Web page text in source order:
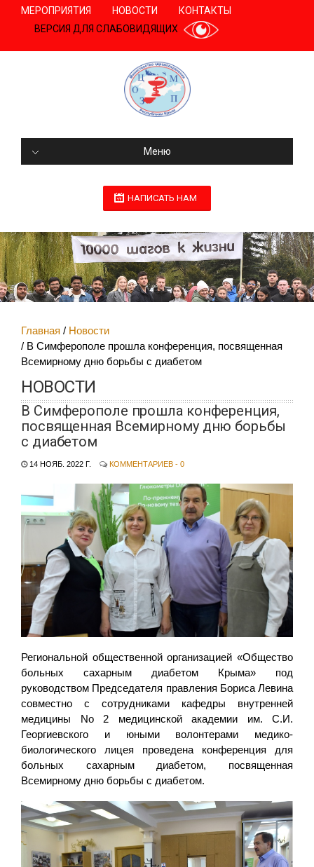
МЕРОПРИЯТИЯ НОВОСТИ
КОНТАКТЫ
ВЕРСИЯ ДЛЯ СЛАБОВИДЯЩИХ
Меню
НАПИСАТЬ НАМ
Главная
Новости
В Симферополе прошла конференция, посвященная
Всемирному дню борьбы с диабетом
НОВОСТИ
В Симферополе прошла конференция,
посвященная Всемирному дню борьбы
с диабетом
14 НОЯБ. 2022 Г. КОММЕНТАРИЕВ - 0
Региональной общественной организацией «Общество
больных сахарным диабетом Крыма» под
руководством Председателя правления Бориса Левина
совместно с сотрудниками кафедры внутренней
медицины No 2 медицинской академии им. С.И.
Георгиевского и юными волонтерами медико-
биологического лицея проведена конференция для
больных сахарным диабетом, посвященная
Всемирному дню борьбы с диабетом.